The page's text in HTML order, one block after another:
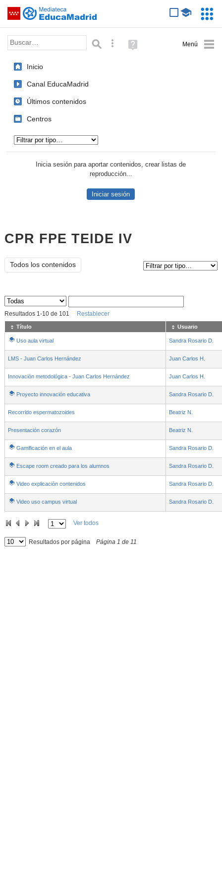
Saltar navegación
Palabra o frase: Búsqueda avanzada
Ayuda
(en
Inicio
Canal EducaMadrid
Últimos contenidos
Centros
Inicia sesión para aportar contenidos, crear listas de
reproducción...
Iniciar sesión
CPR FPE TEIDE IV
Todos los contenidos
Sus archivos
Resultados 1 -10de 101 Restablecer
Título Usuario
Uso aula virtual Sandra Rosario D.
LMS - Juan Carlos Hernández Juan Carlos H.
Innovación metodológica - Juan Carlos Hernández Juan Carlos H.
Proyecto innovación educativa Sandra Rosario D.
Recorrido espermatozoides Beatriz N.
Presentación corazón Beatriz N.
Gamificación en el aula Sandra Rosario D.
Escape room creado para los alumnos Sandra Rosario D.
Video explicación contenidos Sandra Rosario D.
Video uso campus virtual Sandra Rosario D.
Ver todos
Resultados por página Página 1 de 11